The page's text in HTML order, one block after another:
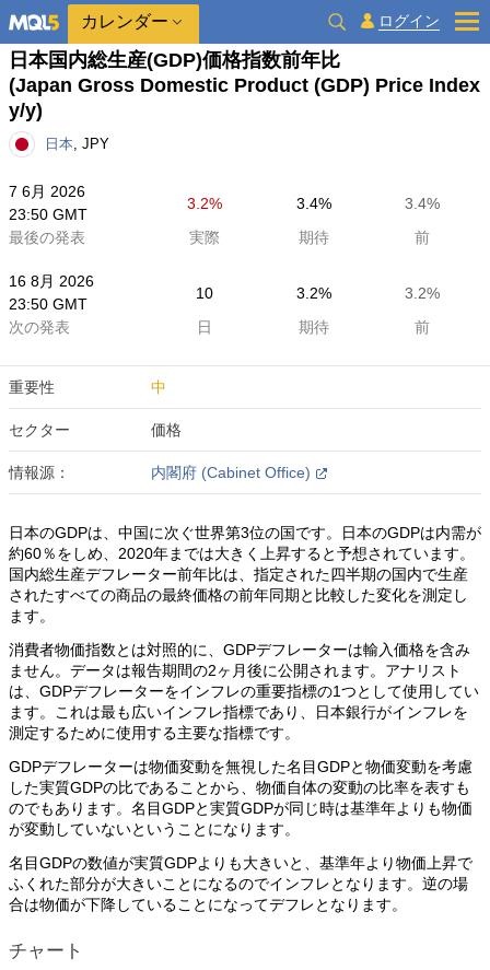
カレンダー ログイン
日本国内総生産(GDP)価格指数前年比
(Japan Gross Domestic Product (GDP) Price Index
y/y)
日本, JPY
7 6月 2026
23:50 GMT
3.2% 3.4%
3.4%
最後の発表
実際 期待 前
16 8月 2026
23:50 GMT
10 3.2%
3.2%
次の発表
日 期待 前
重要性 中
セクター 価格
情報源： 内閣府 (Cabinet Office)
日本のGDPは、中国に次ぐ世界第3位の国です。日本のGDPは内需が
約60％をしめ、2020年までは大きく上昇すると予想されています。
国内総生産デフレーター前年比は、指定された四半期の国内で生産
されたすべての商品の最終価格の前年同期と比較した変化を測定し
ます。
消費者物価指数とは対照的に、GDPデフレーターは輸入価格を含み
ません。データは報告期間の2ヶ月後に公開されます。アナリスト
は、GDPデフレーターをインフレの重要指標の1つとして使用してい
ます。これは最も広いインフレ指標であり、日本銀行がインフレを
測定するために使用する主要な指標です。
GDPデフレーターは物価変動を無視した名目GDPと物価変動を考慮
した実質GDPの比であることから、物価自体の変動の比率を表すも
のでもあります。名目GDPと実質GDPが同じ時は基準年よりも物価
が変動していないということになります。
名目GDPの数値が実質GDPよりも大きいと、基準年より物価上昇で
ふくれた部分が大きいことになるのでインフレとなります。逆の場
合は物価が下降していることになってデフレとなります。
チャート